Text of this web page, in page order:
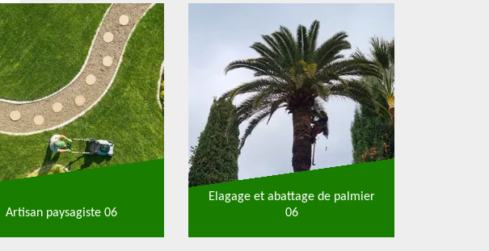
Artisan paysagiste 06
Elagage et abattage de palmier
06